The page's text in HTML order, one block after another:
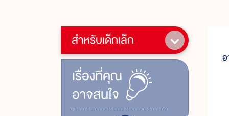
สำหรับเด็กเล็ก
เรื่ิองที่คุณ
อาจสนใจ